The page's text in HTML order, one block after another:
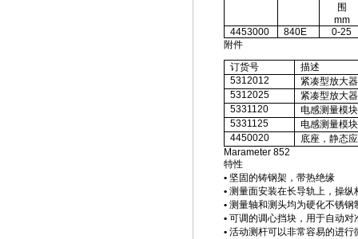
围
mm
4453000
840E
0-25
附件
订货号
描述
5312012
紧凑型放大器
5312025
紧凑型放大器
5331120
电感测量模块
5331125
电感测量模块
4450020
底座，静态
Marameter 852
特性
• 坚固的铸钢架，带热绝缘
• 测量面安装在长导轨上，操纵
• 测量轴和测头均为硬化不锈
• 可调的调心挡块，用于自动对
• 活动测杆可以非常容易的进行